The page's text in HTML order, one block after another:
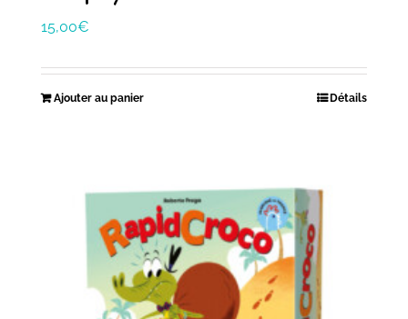
15,00€
Ajouter au panier Détails